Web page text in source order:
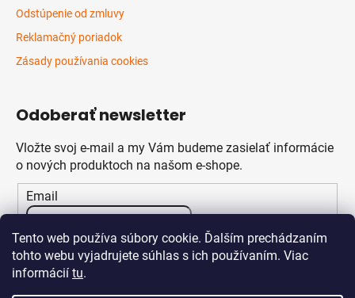
Tento web používa súbory cookie. Ďalším prechádzaním
tohto webu vyjadrujete súhlas s ich používaním. Viac
informácií tu.
Odstúpenie od zmluvy
Reklamačný poriadok
Zásady používania cookies
Odoberať newsletter
Vložte svoj e-mail a my Vám budeme zasielať informácie
o nových produktoch na našom e-shope.
Email
Vložením e-mailu súhlasíte spodmienkami ochrany
osobných údajov
PRIHLÁSIŤ SA